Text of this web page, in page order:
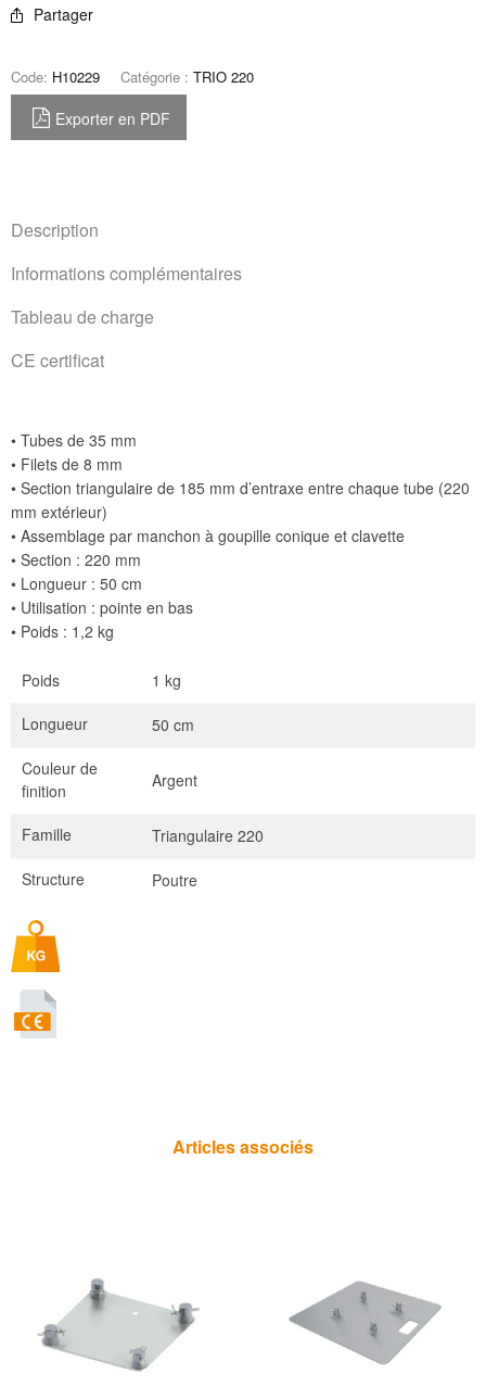
Partager
Code: H10229 Catégorie : TRIO 220
Exporter en PDF
Description
Informations complémentaires
Tableau de charge
CE certificat
• Tubes de 35 mm
• Filets de 8 mm
• Section triangulaire de 185 mm d’entraxe entre chaque tube (220
mm extérieur)
• Assemblage par manchon à goupille conique et clavette
• Section : 220 mm
• Longueur : 50 cm
• Utilisation : pointe en bas
• Poids : 1,2 kg
Poids
1 kg
Longueur
50 cm
Couleur de
finition
Argent
Famille
Triangulaire 220
Structure
Poutre
Articles associés